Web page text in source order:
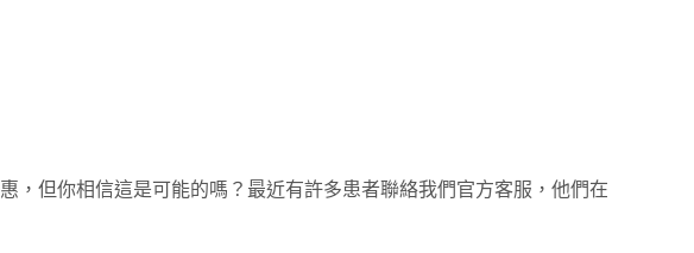
，但你相信這是可能的嗎？最近有許多患者聯絡我們官方客服，他們在